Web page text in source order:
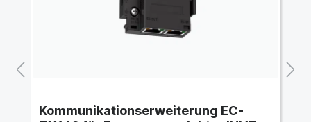
Kommunikationserweiterung EC-